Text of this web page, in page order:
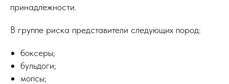
принадлежности.
В группе риска представители следующих пород:
боксеры;
бульдоги;
мопсы;